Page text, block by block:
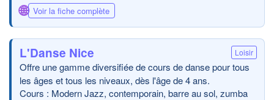
🌐 Voir la fiche complète
L'Danse Nice Loisir
Offre une gamme diversifiée de cours de danse pour tous
les âges et tous les niveaux, dès l'âge de 4 ans.
Cours : Modern Jazz, contemporain, barre au sol, zumba